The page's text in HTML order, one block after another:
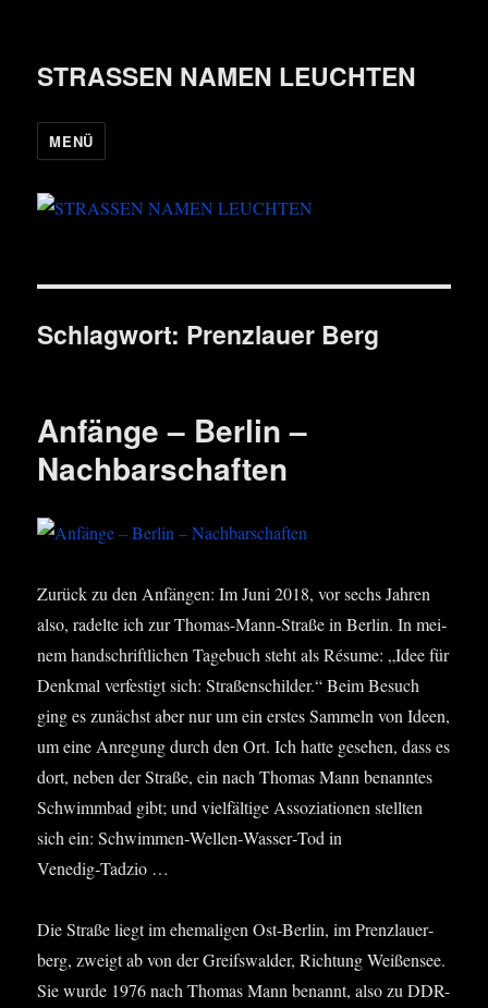
STRASSEN NAMEN LEUCHTEN
MENÜ
Schlagwort: Prenzlauer Berg
Anfänge – Berlin –
Nachbarschaften
Zurück zu den Anfän­gen: Im Juni 2018, vor sechs Jah­ren
also, radel­te ich zur Tho­mas-Mann-Stra­ße in Ber­lin. In mei­
nem hand­schrift­li­chen Tage­buch steht als Résu­me: „Idee für
Denk­mal ver­fes­tigt sich: Stra­ßen­schil­der.“ Beim Besuch
ging es zunächst aber nur um ein ers­tes Sam­meln von Ideen,
um eine Anre­gung durch den Ort. Ich hat­te gese­hen, dass es
dort, neben der Stra­ße, ein nach Tho­mas Mann benann­tes
Schwimm­bad gibt; und viel­fäl­ti­ge Asso­zia­tio­nen stell­ten
sich ein: Schwimmen‑Wellen‑Wasser‑Tod in
Venedig‑Tadzio …
Die Stra­ße liegt im ehe­ma­li­gen Ost-Ber­lin, im Prenz­lau­er­
berg, zweigt ab von der Greifs­wal­der, Rich­tung Wei­ßen­see.
Sie wur­de 1976 nach Tho­mas Mann benannt, also zu DDR-